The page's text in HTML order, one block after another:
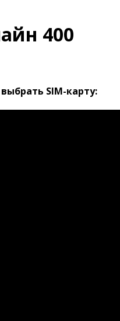
400
SIM-карту: